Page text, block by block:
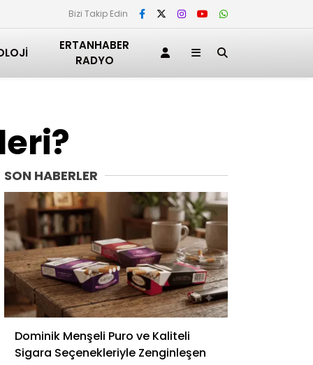
Bizi Takip Edin
ERTANHABER
RADYO
SON HABERLER
Dominik Menşeli Puro ve Kaliteli
Sigara Seçenekleriyle Zenginleşen
Adana
Adıyaman